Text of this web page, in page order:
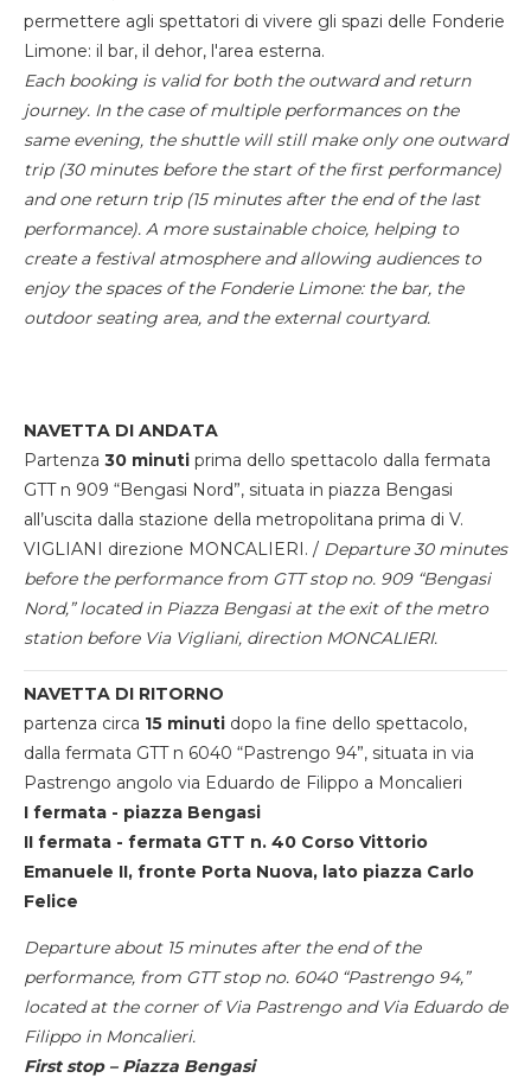
permettere agli spettatori di vivere gli spazi delle Fonderie
Limone: il bar, il dehor, l'area esterna.
Each booking is valid for both the outward and return
journey. In the case of multiple performances on the
same evening, the shuttle will still make only one outward
trip (30 minutes before the start of the first performance)
and one return trip (15 minutes after the end of the last
performance). A more sustainable choice, helping to
create a festival atmosphere and allowing audiences to
enjoy the spaces of the Fonderie Limone: the bar, the
outdoor seating area, and the external courtyard.
NAVETTA DI ANDATA
Partenza 30 minuti prima dello spettacolo dalla fermata
GTT n 909 “Bengasi Nord”, situata in piazza Bengasi
all’uscita dalla stazione della metropolitana prima di V.
VIGLIANI direzione MONCALIERI. / Departure 30 minutes
before the performance from GTT stop no. 909 “Bengasi
Nord,” located in Piazza Bengasi at the exit of the metro
station before Via Vigliani, direction MONCALIERI.
NAVETTA DI RITORNO
partenza circa 15 minuti dopo la fine dello spettacolo,
dalla fermata GTT n 6040 “Pastrengo 94”, situata in via
Pastrengo angolo via Eduardo de Filippo a Moncalieri
I fermata - piazza Bengasi
II fermata - fermata GTT n. 40 Corso Vittorio
Emanuele II, fronte Porta Nuova, lato piazza Carlo
Felice
Departure about 15 minutes after the end of the
performance, from GTT stop no. 6040 “Pastrengo 94,”
located at the corner of Via Pastrengo and Via Eduardo de
Filippo in Moncalieri.
First stop – Piazza Bengasi